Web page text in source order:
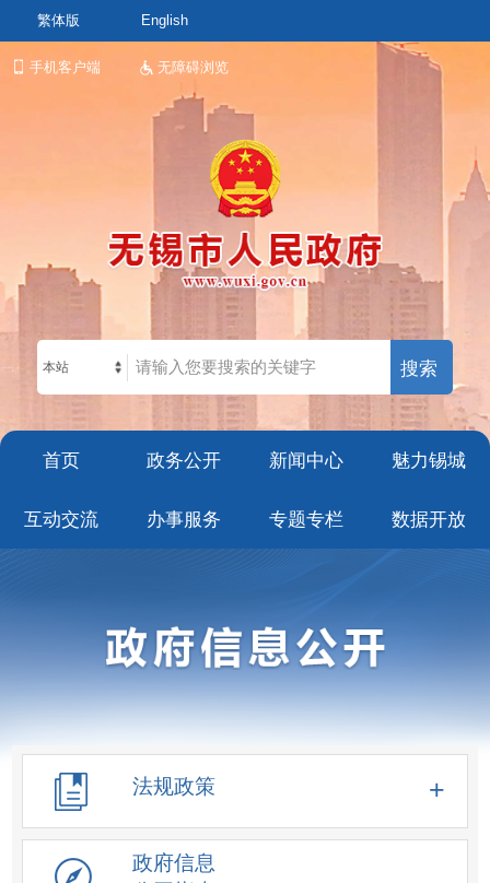
繁体版 English
手机客户端 无障碍浏览
本站
首页 政务公开 新闻中心 魅力锡城
互动交流 办事服务 专题专栏 数据开放
法规政策
政府信息